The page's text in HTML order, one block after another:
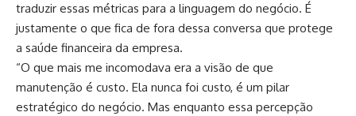
traduzir essas métricas para a linguagem do negócio. É
justamente o que fica de fora dessa conversa que protege
a saúde financeira da empresa.
“O que mais me incomodava era a visão de que
manutenção é custo. Ela nunca foi custo, é um pilar
estratégico do negócio. Mas enquanto essa percepção